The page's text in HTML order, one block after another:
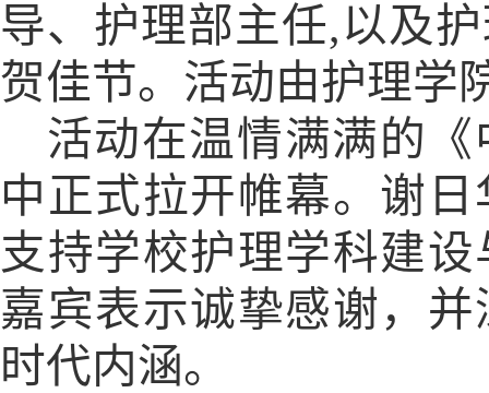
导、护理部主任,以及
贺佳节。活动由护理学
活动在温情满满的
中正式拉开帷幕。谢
支持学校护理学科建
嘉宾表示诚挚感谢，
时代内涵。